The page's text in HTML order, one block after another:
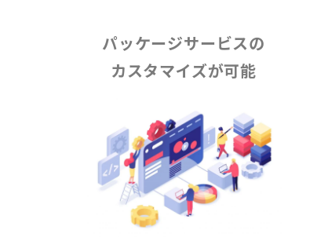
パッケージサービスの
カスタマイズが可能